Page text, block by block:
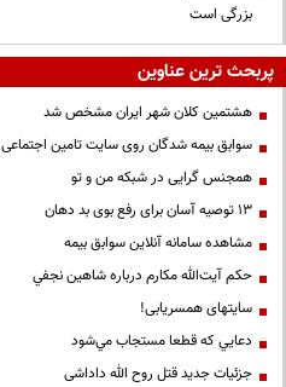
بزرگی است
پربحث ترین عناوین
هشتمین کلان شهر ایران مشخص شد
سوابق بیمه شدگان روی سایت تامین اجتماعی
همجنس گرایی در شبکه من و تو
13 توصیه آسان برای رفع بوی بد دهان
مشاهده سامانه آنلاين سوابق بیمه
حكم آيت‌الله مكارم درباره شاهين نجفي
سایتهای همسریابی!
دعايي كه قطعا مستجاب مي‌شود
جزئیات جدید قتل روح الله داداشی